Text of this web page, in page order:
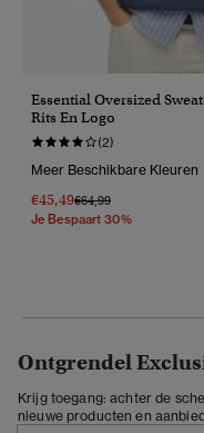
Essential Oversized
Rits En Logo
(2)
Meer Beschikbare Kleuren
€45,49Prijs Verlaagd Van
€64,99Naar
Je Bespaart 30%
Ontgrendel
Krijg toegang: achter de
nieuwe producten en